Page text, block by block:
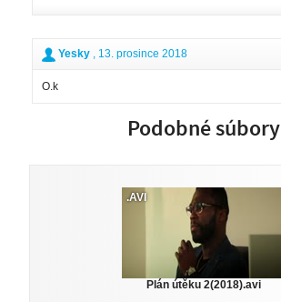
Yesky , 13. prosince 2018
O.k
Podobné súbory
.AVI
Plán útěku 2(2018).avi